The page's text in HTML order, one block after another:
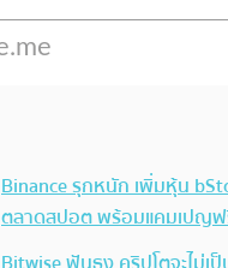
Binance รุกหนัก เพิ่มหุ้น
ตลาดสปอต พร้อมแคมเปญฟ